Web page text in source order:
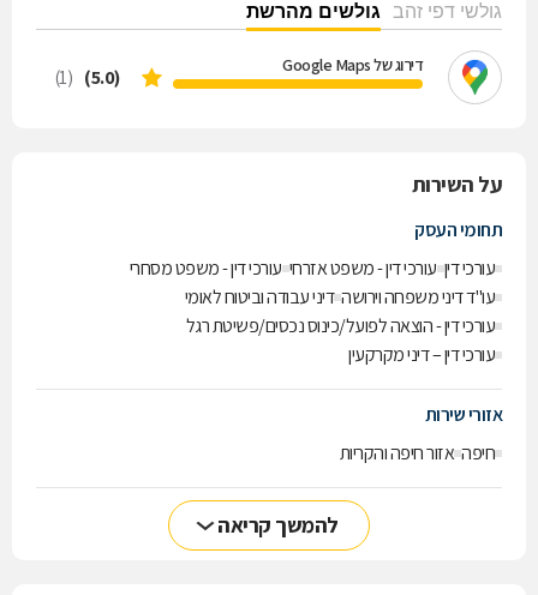
גולשי דפי זהב גולשים מהרשת
דירוג של Google Maps (5.0)
(1)
על השירות
תחומי העסק
עורכי דין עורכי דין - משפט אזרחי עורכי דין - משפט מסחרי
עו"ד דיני משפחה וירושה דיני עבודה וביטוח לאומי
עורכי דין - הוצאה לפועל/כינוס נכסים/פשיטת רגל
עורכי דין – דיני מקרקעין
אזורי שירות
חיפה אזור חיפה והקריות
להמשך קריאה